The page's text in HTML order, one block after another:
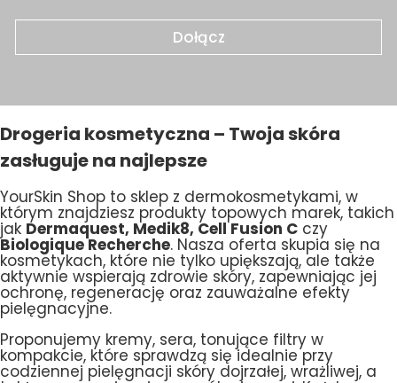
Dołącz
Drogeria kosmetyczna – Twoja skóra
zasługuje na najlepsze
YourSkin Shop to sklep z dermokosmetykami, w
którym znajdziesz produkty topowych marek, takich
jak Dermaquest, Medik8, Cell Fusion C czy
Biologique Recherche. Nasza oferta skupia się na
kosmetykach, które nie tylko upiększają, ale także
aktywnie wspierają zdrowie skóry, zapewniając jej
ochronę, regenerację oraz zauważalne efekty
pielęgnacyjne.
Proponujemy kremy, sera, tonujące filtry w
kompakcie, które sprawdzą się idealnie przy
codziennej pielęgnacji skóry dojrzałej, wrażliwej, a